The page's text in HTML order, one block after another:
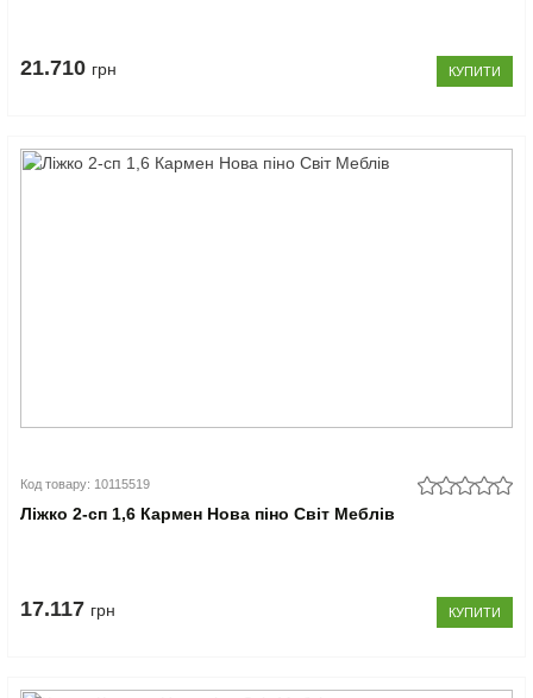
21.710 грн КУПИТИ
Код товару: 10115519
Ліжко 2-сп 1,6 Кармен Нова піно Світ Меблів
17.117 грн КУПИТИ